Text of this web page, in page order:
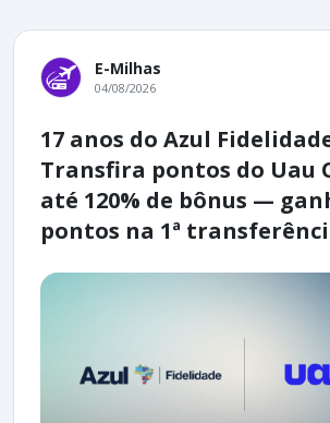
E-Milhas
04/08/2026
17 anos do Azul
Transfira pontos do Uau
até 120% de bônus —
pontos na 1ª